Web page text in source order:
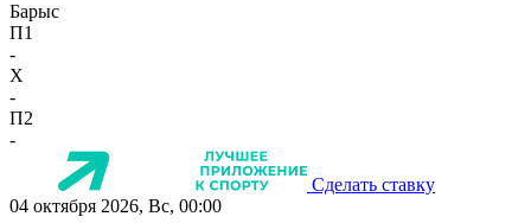
Барыс
П1
-
X
-
П2
-
Сделать ставку
04 октября 2026, Вс, 00:00